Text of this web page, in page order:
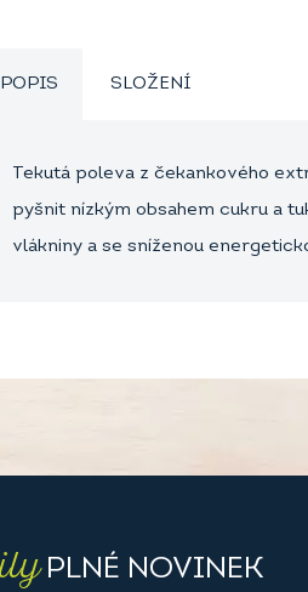
POPIS SLOŽENÍ
Tekutá poleva z čekankového
pyšnit nízkým obsahem cukru a
vlákniny a se sníženou
PLNÉ NOVINEK